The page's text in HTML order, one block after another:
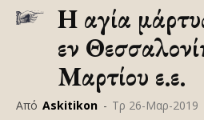
Η αγία
εν
Μαρτίου ε.ε.
Από Askitikon - Τρ 26-Μαρ-2019